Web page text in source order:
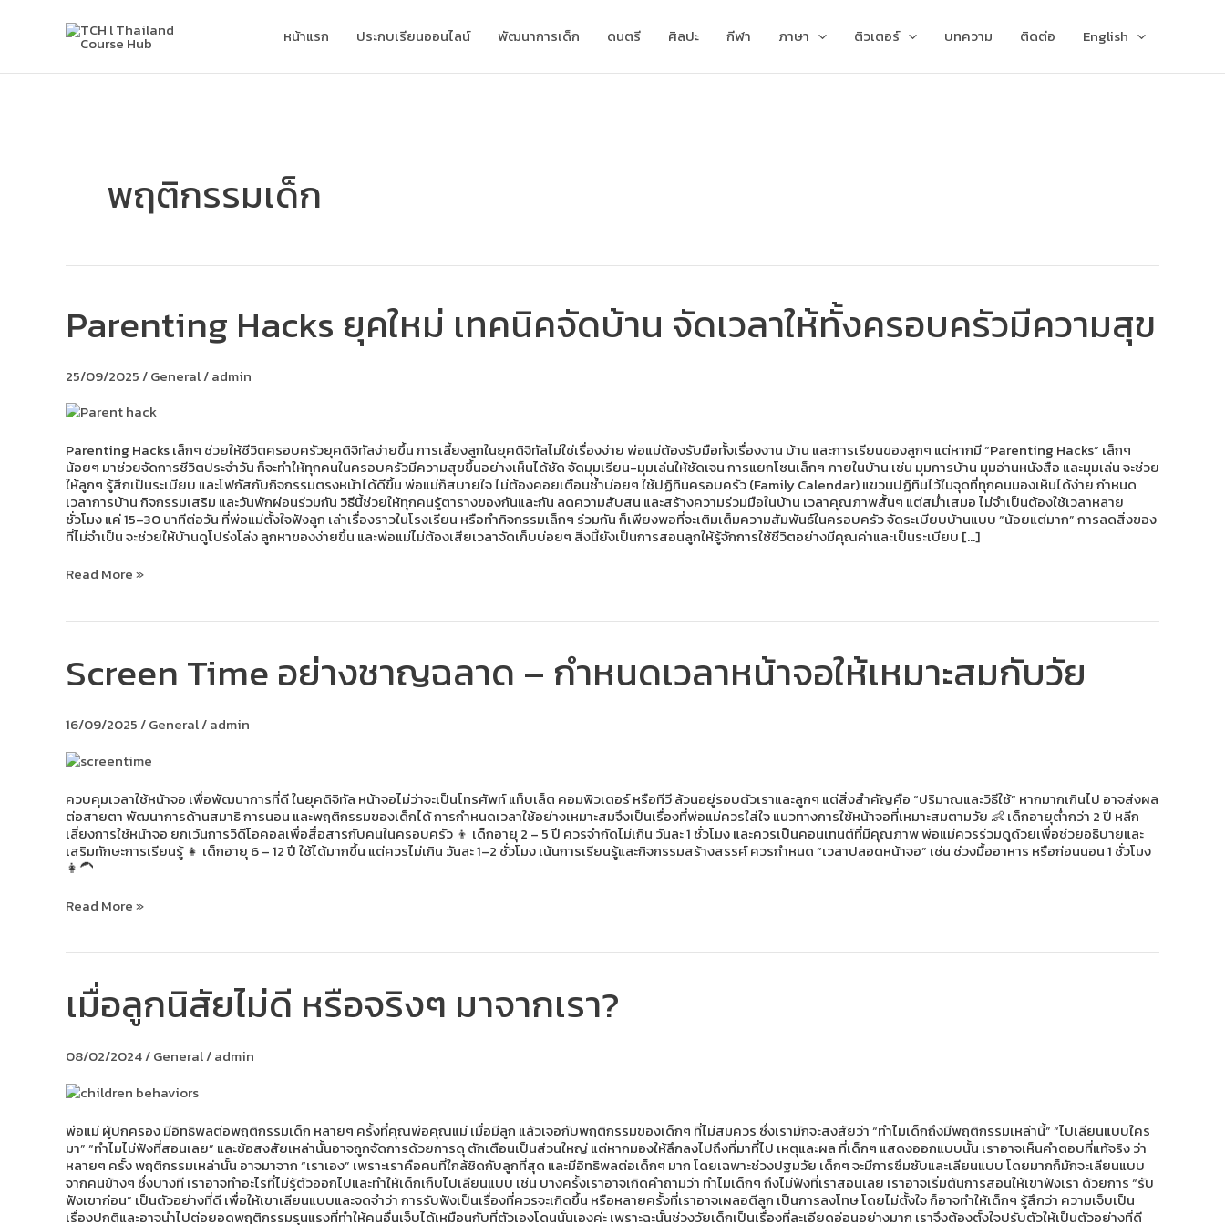
หน้าแรก ประกบเรียนออนไลน์ พัฒนาการเด็ก ดนตรี ศิลปะ กีฬา ภาษา ติวเตอร์ บทความ ติดต่อ English
พฤติกรรมเด็ก
Parenting Hacks ยุคใหม่ เทคนิคจัดบ้าน จัดเวลาให้ทั้งครอบครัวมีความสุข
25/09/2025/General/admin
Parenting Hacks เล็กๆ ช่วยให้ชีวิตครอบครัวยุคดิจิทัลง่ายขึ้น การเลี้ยงลูกในยุคดิจิทัลไม่ใช่เรื่องง่าย พ่อแม่ต้องรับมือทั้งเรื่องงาน บ้าน และการเรียนของลูกๆ แต่หากมี “Parenting Hacks” เล็กๆ
น้อยๆ มาช่วยจัดการชีวิตประจำวัน ก็จะทำให้ทุกคนในครอบครัวมีความสุขขึ้นอย่างเห็นได้ชัด จัดมุมเรียน-มุมเล่นให้ชัดเจน การแยกโซนเล็กๆ ภายในบ้าน เช่น มุมการบ้าน มุมอ่านหนังสือ และมุมเล่น จะช่วย
ให้ลูกๆ รู้สึกเป็นระเบียบ และโฟกัสกับกิจกรรมตรงหน้าได้ดีขึ้น พ่อแม่ก็สบายใจ ไม่ต้องคอยเตือนซ้ำบ่อยๆ ใช้ปฏิทินครอบครัว (Family Calendar) แขวนปฏิทินไว้ในจุดที่ทุกคนมองเห็นได้ง่าย กำหนด
เวลาการบ้าน กิจกรรมเสริม และวันพักผ่อนร่วมกัน วิธีนี้ช่วยให้ทุกคนรู้ตารางของกันและกัน ลดความสับสน และสร้างความร่วมมือในบ้าน เวลาคุณภาพสั้นๆ แต่สม่ำเสมอ ไม่จำเป็นต้องใช้เวลาหลาย
ชั่วโมง แค่ 15–30 นาทีต่อวัน ที่พ่อแม่ตั้งใจฟังลูก เล่าเรื่องราวในโรงเรียน หรือทำกิจกรรมเล็กๆ ร่วมกัน ก็เพียงพอที่จะเติมเต็มความสัมพันธ์ในครอบครัว จัดระเบียบบ้านแบบ “น้อยแต่มาก” การลดสิ่งของ
ที่ไม่จำเป็น จะช่วยให้บ้านดูโปร่งโล่ง ลูกหาของง่ายขึ้น และพ่อแม่ไม่ต้องเสียเวลาจัดเก็บบ่อยๆ สิ่งนี้ยังเป็นการสอนลูกให้รู้จักการใช้ชีวิตอย่างมีคุณค่าและเป็นระเบียบ […]
Hacks
ยุค
เทคนิค
บ้าน
เวลา
ให้
ทั้ง
ครอบครัว
มี
ความ
Read More »
Screen Time อย่างชาญฉลาด – กำหนดเวลาหน้าจอให้เหมาะสมกับวัย
16/09/2025/General/admin
ควบคุมเวลาใช้หน้าจอ เพื่อพัฒนาการที่ดี ในยุคดิจิทัล หน้าจอไม่ว่าจะเป็นโทรศัพท์ แท็บเล็ต คอมพิวเตอร์ หรือทีวี ล้วนอยู่รอบตัวเราและลูกๆ แต่สิ่งสำคัญคือ “ปริมาณและวิธีใช้” หากมากเกินไป อาจส่งผล
ต่อสายตา พัฒนาการด้านสมาธิ การนอน และพฤติกรรมของเด็กได้ การกำหนดเวลาใช้อย่างเหมาะสมจึงเป็นเรื่องที่พ่อแม่ควรใส่ใจ แนวทางการใช้หน้าจอที่เหมาะสมตามวัย 👶 เด็กอายุต่ำกว่า 2 ปี หลีก
เลี่ยงการใช้หน้าจอ ยกเว้นการวิดีโอคอลเพื่อสื่อสารกับคนในครอบครัว 👦 เด็กอายุ 2 – 5 ปี ควรจำกัดไม่เกิน วันละ 1 ชั่วโมง และควรเป็นคอนเทนต์ที่มีคุณภาพ พ่อแม่ควรร่วมดูด้วยเพื่อช่วยอธิบายและ
เสริมทักษะการเรียนรู้ 👧 เด็กอายุ 6 – 12 ปี ใช้ได้มากขึ้น แต่ควรไม่เกิน วันละ 1–2 ชั่วโมง เน้นการเรียนรู้และกิจกรรมสร้างสรรค์ ควรกำหนด “เวลาปลอดหน้าจอ” เช่น ช่วงมื้ออาหาร หรือก่อนนอน 1 ชั่วโมง
👩‍🦱
Time
อย่าง
ฉลาด
กำหนด
หน้า
จอ
ให้
เหมาะ
สม
วัย
Read More »
เมื่อลูกนิสัยไม่ดี หรือจริงๆ มาจากเรา?
08/02/2024/General/admin
พ่อแม่ ผู้ปกครอง มีอิทธิพลต่อพฤติกรรมเด็ก หลายๆ ครั้งที่คุณพ่อคุณแม่ เมื่อมีลูก แล้วเจอกับพฤติกรรมของเด็กๆ ที่ไม่สมควร ซึ่งเรามักจะสงสัยว่า “ทำไมเด็กถึงมีพฤติกรรมเหล่านี้” “ไปเลียนแบบใคร
มา” “ทำไมไม่ฟังที่สอนเลย” และข้อสงสัยเหล่านั้นอาจถูกจัดการด้วยการดุ ตักเตือนเป็นส่วนใหญ่ แต่หากมองให้ลึกลงไปถึงที่มาที่ไป เหตุและผล ที่เด็กๆ แสดงออกแบบนั้น เราอาจเห็นคำตอบที่แท้จริง ว่า
หลายๆ ครั้ง พฤติกรรมเหล่านั้น อาจมาจาก “เราเอง” เพราะเราคือคนที่ใกล้ชิดกับลูกที่สุด และมีอิทธิพลต่อเด็กๆ มาก โดยเฉพาะช่วงปฐมวัย เด็กๆ จะมีการซึมซับและเลียนแบบ โดยมากก็มักจะเลียนแบบ
จากคนข้างๆ ซึ่งบางที เราอาจทำอะไรที่ไม่รู้ตัวออกไปและทำให้เด็กเก็บไปเลียนแบบ เช่น บางครั้งเราอาจเกิดคำถามว่า ทำไมเด็กๆ ถึงไม่ฟังที่เราสอนเลย เราอาจเริ่มต้นการสอนให้เขาฟังเรา ด้วยการ “รับ
ฟังเขาก่อน” เป็นตัวอย่างที่ดี เพื่อให้เขาเลียนแบบและจดจำว่า การรับฟังเป็นเรื่องที่ควรจะเกิดขึ้น หรือหลายครั้งที่เราอาจเผลอตีลูก เป็นการลงโทษ โดยไม่ตั้งใจ ก็อาจทำให้เด็กๆ รู้สึกว่า ความเจ็บเป็น
เรื่องปกติและอาจนำไปต่อยอดพฤติกรรมรุนแรงที่ทำให้คนอื่นเจ็บได้เหมือนกับที่ตัวเองโดนนั่นเองค่ะ เพราะฉะนั้นช่วงวัยเด็กเป็นเรื่องที่ละเอียดอ่อนอย่างมาก เราจึงต้องตั้งใจปรับตัวให้เป็นตัวอย่างที่ดี
เมื่อ
นิสัย
ดี
จริงๆ
จาก
เรา?